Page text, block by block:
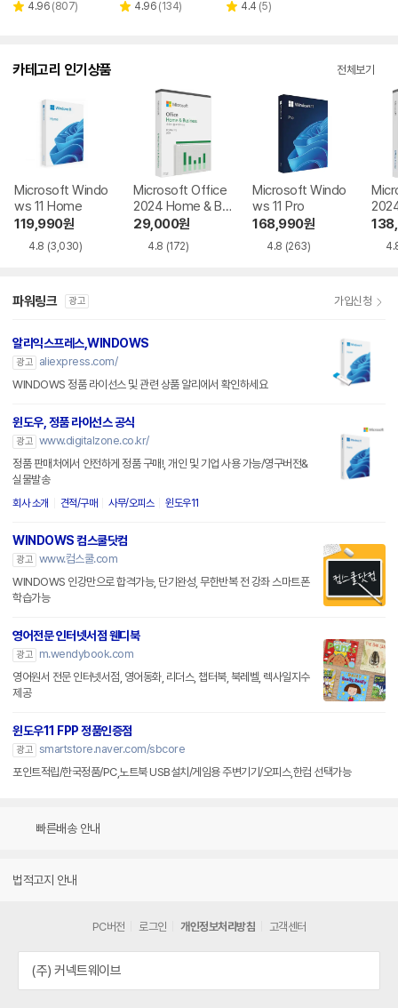
페이
별 4.96 리
(807)
페이
별 4.96 리
(134)
별 4.4 리
(5)
카테고리 인기상품 전체보기
Microsoft Windo
ws 11 Home
119,990원
4.8 (3,030)
Microsoft Office
2024 Home & Bu
siness
29,000원
4.8 (172)
Microsoft Windo
ws 11 Pro
168,990원
4.8 (263)
파워링크 광고 가입신청
알리익스프레스,WINDOWS
광고
aliexpress.com/
WINDOWS 정품 라이선스 및 관련 상품 알리에서 확인하세요
윈도우, 정품 라이선스 공식
광고 www.digitalzone.co.kr/
정품 판매처에서 안전하게 정품 구매!, 개인 및 기업 사용 가능/영구버전&
실물발송
회사 소개 견적/구매 사무/오피스 윈도우11
WINDOWS 컴스쿨닷컴
광고 www.컴스쿨.com
WINDOWS 인강만으로 합격가능, 단기완성, 무한반복 전 강좌 스마트폰
학습가능
영어전문 인터넷서점 웬디북
광고
m.wendybook.com
영어원서 전문 인터넷서점, 영어동화, 리더스, 챕터북, 북레벨, 렉사일지수
제공
윈도우11 FPP 정품인증점
광고 smartstore.naver.com/sbcore
포인트적립/한국정품/PC,노트북 USB설치/게임용 주변기기/오피스,한컴 선택가능
빠른배송 안내
법적고지 안내
PC버전 로그인 개인정보처리방침 고객센터
(주) 커넥트웨이브